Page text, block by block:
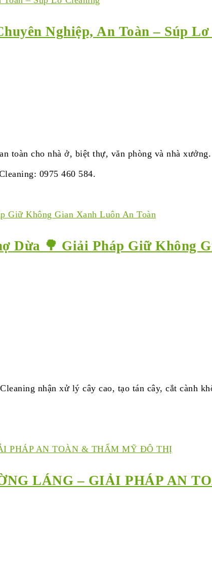
Nghiệp, An Toàn – Súp
toàn cho nhà ở, biệt thự, văn phòng và nhà
0975 460 584.
Dừa 🌳 Giải Pháp Giữ Không
nhận xử lý cây cao, tạo tán cây, cắt cành
LÁNG – GIẢI PHÁP AN